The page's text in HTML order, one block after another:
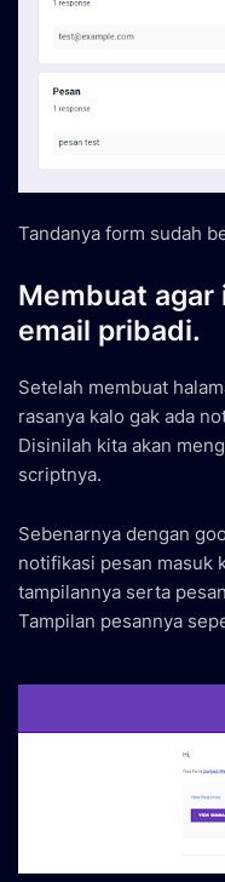
Tandanya form sudah
Membuat agar
email pribadi.
Setelah membuat
rasanya kalo gak ada
Disinilah kita akan
scriptnya.
Sebenarnya dengan
notifikasi pesan masuk
tampilannya serta
Tampilan pesannya